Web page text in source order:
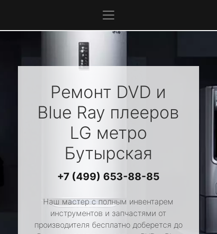
Ремонт DVD и
Blue Ray плееров
LG метро
Бутырская
+7 (499) 653-88-85
Наш мастер с полным инвентарем
инструментов и запчастями от
производителя бесплатно доберется до